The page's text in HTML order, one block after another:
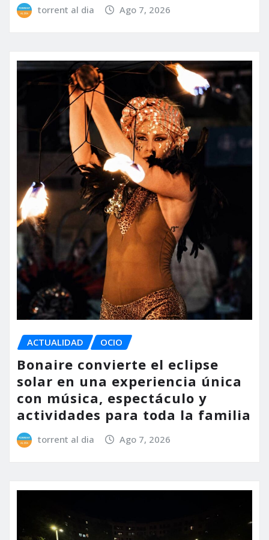
torrent al dia Ago 7, 2026
ACTUALIDAD OCIO
Bonaire convierte el eclipse
solar en una experiencia única
con música, espectáculo y
actividades para toda la familia
torrent al dia Ago 7, 2026